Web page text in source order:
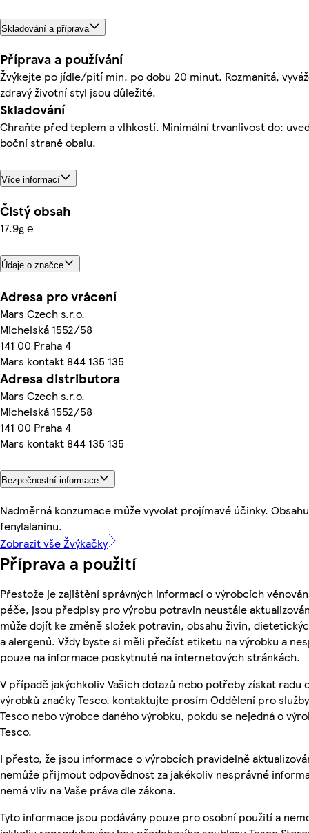
Skladování a příprava
Příprava a používání
Žvýkejte po jídle/pití min. po dobu 20 minut. Rozmanitá,
zdravý životní styl jsou důležité.
Skladování
Chraňte před teplem a vlhkostí. Minimální trvanlivost do:
boční straně obalu.
Více informací
Čistý obsah
17.9g ℮
Údaje o značce
Adresa pro vrácení
Mars Czech s.r.o.
Michelská 1552/58
141 00 Praha 4
Mars kontakt 844 135 135
Adresa distributora
Mars Czech s.r.o.
Michelská 1552/58
141 00 Praha 4
Mars kontakt 844 135 135
Bezpečnostní informace
Nadměrná konzumace může vyvolat projímavé účinky.
fenylalaninu.
Zobrazit vše Žvýkačky
Příprava a použití
Přestože je zajištění správných informací o výrobcích
péče, jsou předpisy pro výrobu potravin neustále
může dojít ke změně složek potravin, obsahu živin,
a alergenů. Vždy byste si měli přečíst etiketu na výrobku a
pouze na informace poskytnuté na internetových stránkách.
V případě jakýchkoliv Vašich dotazů nebo potřeby získat radu
výrobků značky Tesco, kontaktujte prosím Oddělení pro
Tesco nebo výrobce daného výrobku, pokdu se nejedná o
Tesco.
I přesto, že jsou informace o výrobcích pravidelně
nemůže přijmout odpovědnost za jakékoliv nesprávné
nemá vliv na Vaše práva dle zákona.
Tyto informace jsou podávány pouze pro osobní použití a